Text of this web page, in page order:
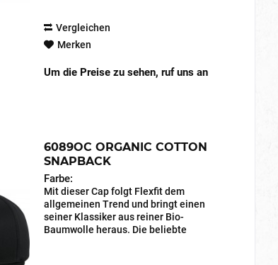
Vergleichen
Merken
Um die Preise zu sehen, ruf uns an
6089OC ORGANIC COTTON
SNAPBACK
Farbe:
Mit dieser Cap folgt Flexfit dem
allgemeinen Trend und bringt einen
seiner Klassiker aus reiner Bio-
Baumwolle heraus. Die beliebte